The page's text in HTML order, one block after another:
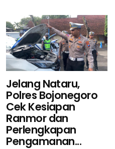
Jelang Nataru,
Polres Bojonegoro
Cek Kesiapan
Ranmor dan
Perlengkapan
Pengamanan...